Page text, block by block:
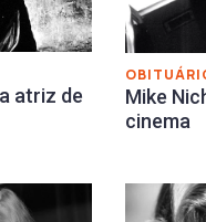
atriz de
Mike
cinema